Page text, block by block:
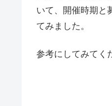
いて、開催時期と
てみました。
参考にしてみてく